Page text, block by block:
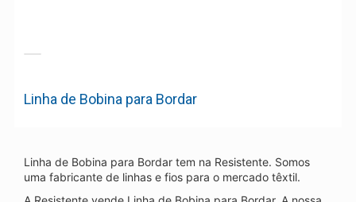
Linha de Bobina para Bordar
Linha de Bobina para Bordar tem na Resistente. Somos
uma fabricante de linhas e fios para o mercado têxtil.